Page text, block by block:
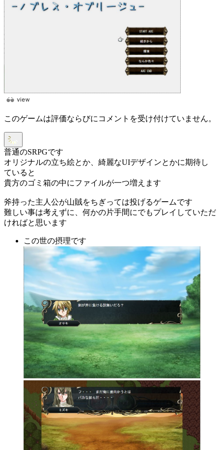
このゲームは評価ならびにコメントを受け付けていません。
普通のSRPGです
オリジナルの立ち絵とか、綺麗なUIデザインとかに期待し
ていると
貴方のゴミ箱の中にファイルが一つ増えます
斧持った主人公が山賊をちぎっては投げるゲームです
難しい事は考えずに、何かの片手間にでもプレイしていただ
ければと思います
この世の摂理です